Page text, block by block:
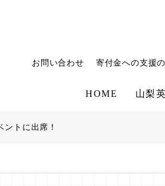
お問い合わせ 寄付金への支援
HOME 山梨
トに出席！